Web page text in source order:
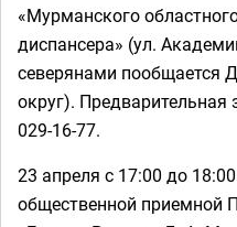
«Мурманского
диспансера» (ул.
северянами пообщается
округ). Предварительная
029-16-77.
23 апреля с 17:00 до
общественной приемной